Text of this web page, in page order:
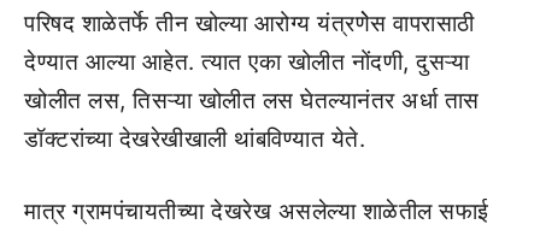
परिषद शाळेतर्फे तीन खोल्या आरोग्य यंत्रणेेस वापरासाठी
देण्यात आल्या आहेत. त्यात एका खोलीत नोंदणी, दुसऱ्या
खोलीत लस, तिसऱ्या खोलीत लस घेतल्यानंतर अर्धा तास
डॉक्टरांच्या देखरेखीखाली थांबविण्यात येते.
मात्र ग्रामपंचायतीच्या देखरेख असलेल्या शाळेतील सफाई